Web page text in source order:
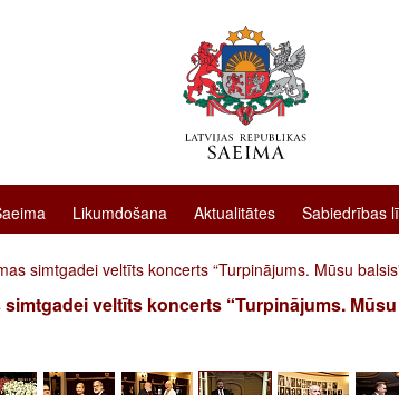
Likumdošana Aktualitātes Sabiedrības
simtgadei veltīts koncerts “Turpinājums. Mūsu
simtgadei veltīts koncerts “Turpinājums.